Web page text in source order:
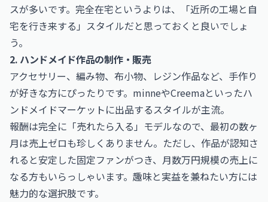
スが多いです。完全在宅というよりは、「近所の工場と自
宅を行き来する」スタイルだと思っておくと良いでしょ
う。
2. ハンドメイド作品の制作・販売
アクセサリー、編み物、布小物、レジン作品など、手作り
が好きな方にぴったりです。minneやCreemaといったハ
ンドメイドマーケットに出品するスタイルが主流。
報酬は完全に「売れたら入る」モデルなので、最初の数ヶ
月は売上ゼロも珍しくありません。ただし、作品が認知さ
れると安定した固定ファンがつき、月数万円規模の売上に
なる方もいらっしゃいます。趣味と実益を兼ねたい方には
魅力的な選択肢です。